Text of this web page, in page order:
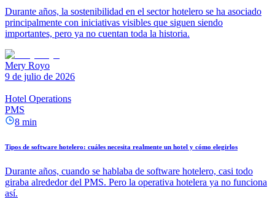
Durante años, la sostenibilidad en el sector hotelero se ha asociado
principalmente con iniciativas visibles que siguen siendo
importantes, pero ya no cuentan toda la historia.
Mery Royo
9 de julio de 2026
Hotel Operations
PMS
8 min
Tipos de software hotelero: cuáles necesita realmente un hotel y cómo elegirlos
Durante años, cuando se hablaba de software hotelero, casi todo
giraba alrededor del PMS. Pero la operativa hotelera ya no funciona
así.